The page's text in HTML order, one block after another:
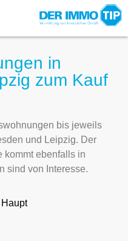
in
zum Kauf
bis jeweils
und Leipzig. Der
kommt ebenfalls in
sind von Interesse.